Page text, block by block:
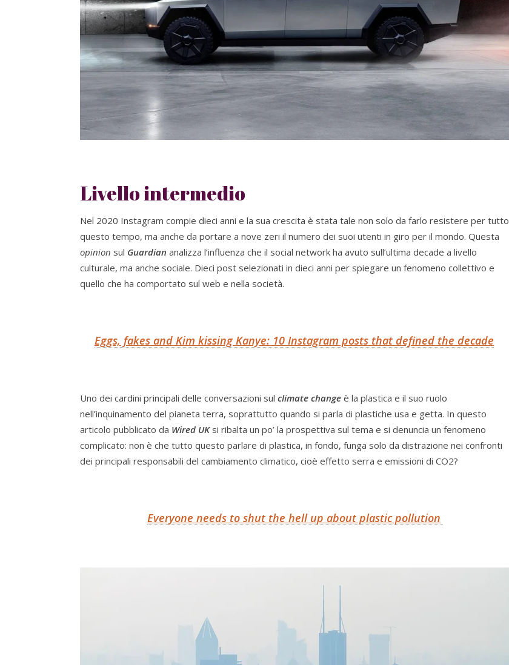
Livello intermedio
Nel 2020 Instagram compie dieci anni e la sua crescita è stata tale non solo da farlo resistere per tutto
questo tempo, ma anche da portare a nove zeri il numero dei suoi utenti in giro per il mondo. Questa
opinion sul Guardian analizza l’influenza che il social network ha avuto sull’ultima decade a livello
culturale, ma anche sociale. Dieci post selezionati in dieci anni per spiegare un fenomeno collettivo e
quello che ha comportato sul web e nella società.
Eggs, fakes and Kim kissing Kanye: 10 Instagram posts that defined the decade
Uno dei cardini principali delle conversazioni sul climate change è la plastica e il suo ruolo
nell’inquinamento del pianeta terra, soprattutto quando si parla di plastiche usa e getta. In questo
articolo pubblicato da Wired UKsi ribalta un po’ la prospettiva sul tema e si denuncia un fenomeno
complicato: non è che tutto questo parlare di plastica, in fondo, funga solo da distrazione nei confronti
dei principali responsabili del cambiamento climatico, cioè effetto serra e emissioni di CO2?
Everyone needs to shut the hell up about plastic pollution